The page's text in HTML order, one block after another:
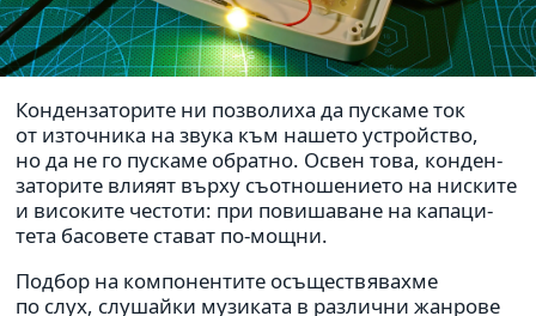
Конден­за­то­рите ни поз­во­лиха да пус­каме ток
от източ­ника на звука към нашето устрой­ство,
но да не го пус­каме обратно. Освен това, кон­ден­
за­то­рите влияят върху съот­но­ше­ни­ето на нис­ките
и висо­ките честоти: при пови­ша­ване на капа­ци­
тета басо­вете стават по-мощни.
Подбор на ком­по­нен­тите осъще­ствя­вахме
по слух, слу­шайки музи­ката в раз­лични жан­рове